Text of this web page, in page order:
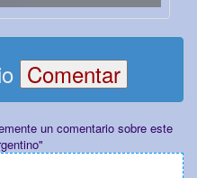
un comentario sobre este